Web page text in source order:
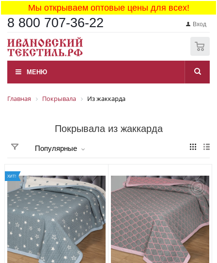
Мы открываем оптовые цены для всех!
8 800 707-36-22 Вход
МЕНЮ
Главная Покрывала Из жаккарда
Покрывала из жаккарда
Популярные
ХИТ!